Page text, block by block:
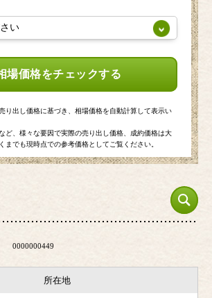
場価格をチェックする
り出し価格に基づき、相場価格を自動計算して表示い
ど、様々な要因で実際の売り出し価格、成約価格は大
までも現時点での参考価格としてご覧ください。
0000000449
所在地